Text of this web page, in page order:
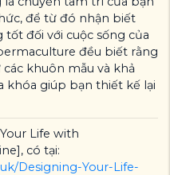
để từ đó nhận biết
đối với cuộc sống của
đều biết rằng
khuôn mẫu và khả
khóa giúp bạn thiết kế lại
Life with
có tại:
Designing-Your-Life-